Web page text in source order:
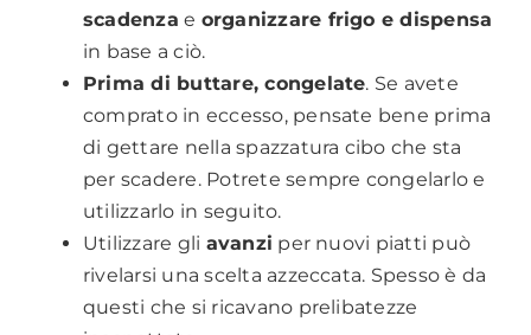
scadenza e organizzare frigo e dispensa
in base a ciò.
Prima di buttare, congelate. Se avete
comprato in eccesso, pensate bene prima
di gettare nella spazzatura cibo che sta
per scadere. Potrete sempre congelarlo e
utilizzarlo in seguito.
Utilizzare gli avanzi per nuovi piatti può
rivelarsi una scelta azzeccata. Spesso è da
questi che si ricavano prelibatezze